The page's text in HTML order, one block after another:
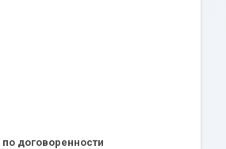
по договоренности